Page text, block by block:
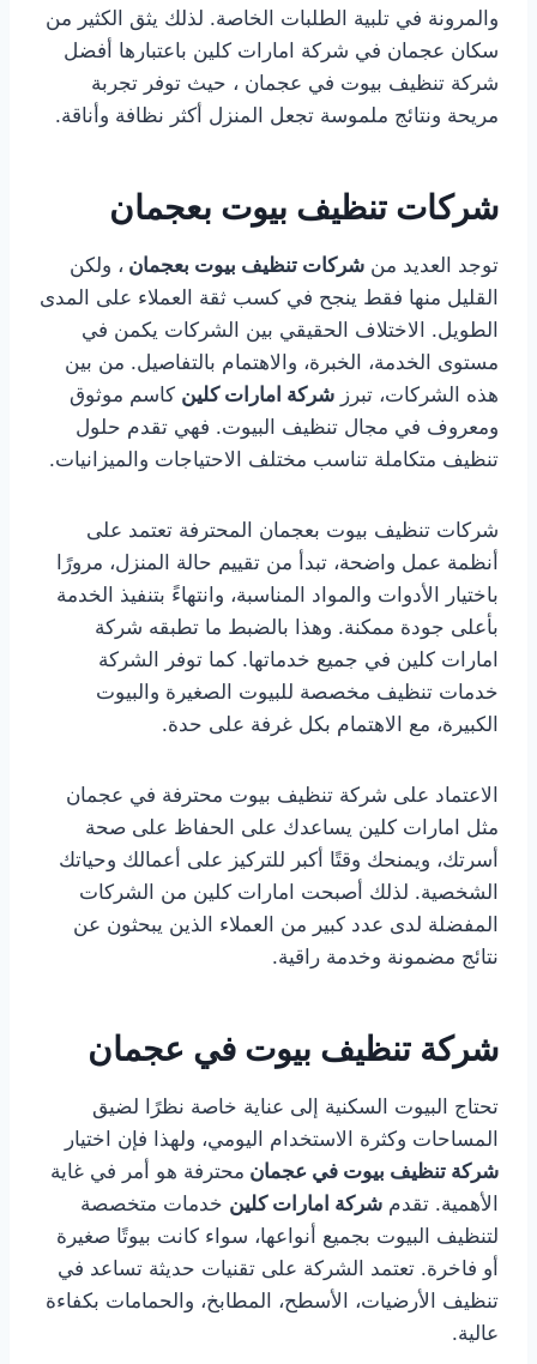
والمرونة في تلبية الطلبات الخاصة. لذلك يثق الكثير من
سكان عجمان في شركة امارات كلين باعتبارها أفضل
شركة تنظيف بيوت في عجمان ، حيث توفر تجربة
مريحة ونتائج ملموسة تجعل المنزل أكثر نظافة وأناقة.
شركات تنظيف بيوت بعجمان
توجد العديد من شركات تنظيف بيوت بعجمان ، ولكن
القليل منها فقط ينجح في كسب ثقة العملاء على المدى
الطويل. الاختلاف الحقيقي بين الشركات يكمن في
مستوى الخدمة، الخبرة، والاهتمام بالتفاصيل. من بين
هذه الشركات، تبرز شركة امارات كلين كاسم موثوق
ومعروف في مجال تنظيف البيوت. فهي تقدم حلول
تنظيف متكاملة تناسب مختلف الاحتياجات والميزانيات.
شركات تنظيف بيوت بعجمان المحترفة تعتمد على
أنظمة عمل واضحة، تبدأ من تقييم حالة المنزل، مرورًا
باختيار الأدوات والمواد المناسبة، وانتهاءً بتنفيذ الخدمة
بأعلى جودة ممكنة. وهذا بالضبط ما تطبقه شركة
امارات كلين في جميع خدماتها. كما توفر الشركة
خدمات تنظيف مخصصة للبيوت الصغيرة والبيوت
الكبيرة، مع الاهتمام بكل غرفة على حدة.
الاعتماد على شركة تنظيف بيوت محترفة في عجمان
مثل امارات كلين يساعدك على الحفاظ على صحة
أسرتك، ويمنحك وقتًا أكبر للتركيز على أعمالك وحياتك
الشخصية. لذلك أصبحت امارات كلين من الشركات
المفضلة لدى عدد كبير من العملاء الذين يبحثون عن
نتائج مضمونة وخدمة راقية.
شركة تنظيف بيوت في عجمان
تحتاج البيوت السكنية إلى عناية خاصة نظرًا لضيق
المساحات وكثرة الاستخدام اليومي، ولهذا فإن اختيار
شركة تنظيف بيوت في عجمان محترفة هو أمر في غاية
الأهمية. تقدم شركة امارات كلين خدمات متخصصة
لتنظيف البيوت بجميع أنواعها، سواء كانت بيوتًا صغيرة
أو فاخرة. تعتمد الشركة على تقنيات حديثة تساعد في
تنظيف الأرضيات، الأسطح، المطابخ، والحمامات بكفاءة
عالية.